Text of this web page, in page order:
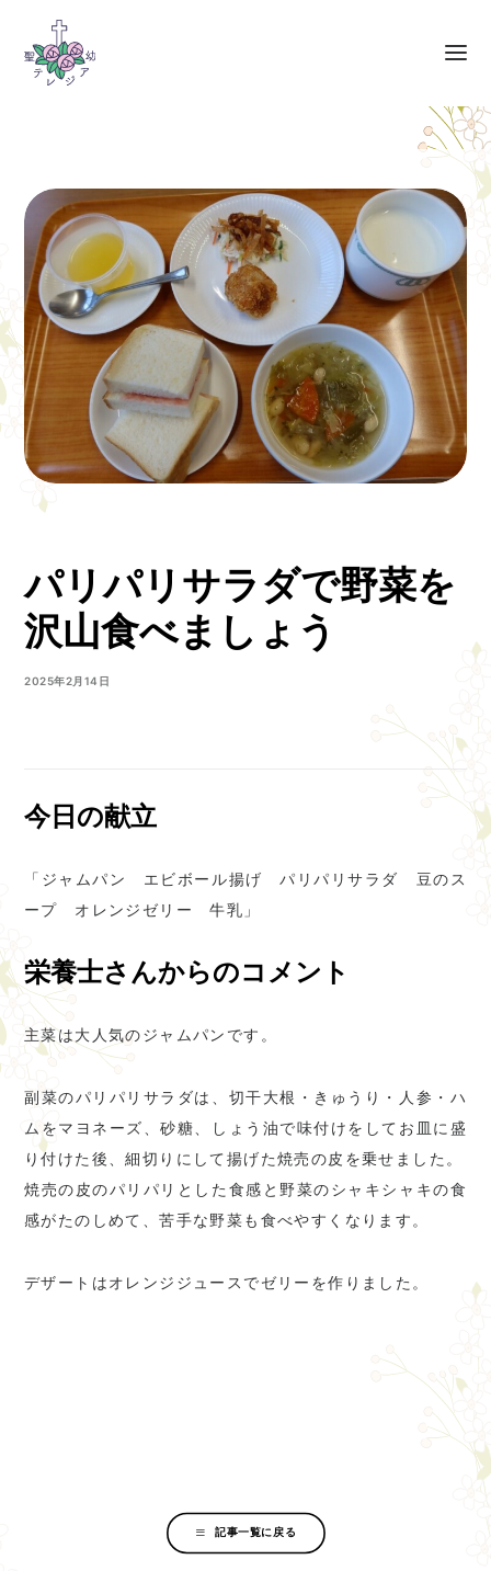
パリパリサラダで野菜を
沢山食べましょう
2025年2月14日
今日の献立
「ジャムパン エビボール揚げ パリパリサラダ 豆のス
ープ オレンジゼリー 牛乳」
栄養士さんからのコメント
主菜は大人気のジャムパンです。
副菜のパリパリサラダは、切干大根・きゅうり・人参・ハ
ムをマヨネーズ、砂糖、しょう油で味付けをしてお皿に盛
り付けた後、細切りにして揚げた焼売の皮を乗せました。
焼売の皮のパリパリとした食感と野菜のシャキシャキの食
感がたのしめて、苦手な野菜も食べやすくなります。
デザートはオレンジジュースでゼリーを作りました。
記事一覧に戻る